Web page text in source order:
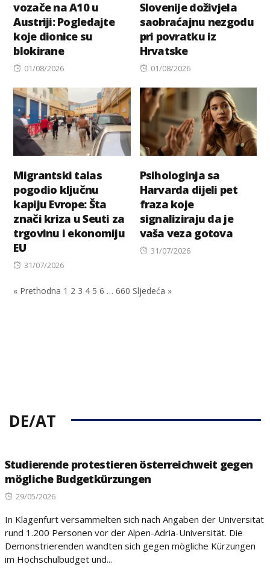
vozače na A10 u
Austriji: Pogledajte
koje dionice su
blokirane
Posted
01/08/2026
Slovenije doživjela
saobraćajnu nezgodu
pri povratku iz
Hrvatske
Posted
01/08/2026
Migrantski talas
pogodio ključnu
kapiju Evrope: Šta
znači kriza u Seuti za
trgovinu i ekonomiju
EU
Posted
31/07/2026
Psihologinja sa
Harvarda dijeli pet
fraza koje
signaliziraju da je
vaša veza gotova
Posted
31/07/2026
« Prethodna 1 2 3 4 5 6 … 660 Sljedeća »
DE/AT
Studierende protestieren österreichweit gegen
mögliche Budgetkürzungen
Posted
29/05/2026
In Klagenfurt versammelten sich nach Angaben der Universität
rund 1.200 Personen vor der Alpen-Adria-Universität. Die
Demonstrierenden wandten sich gegen mögliche Kürzungen
im Hochschulbudget und...